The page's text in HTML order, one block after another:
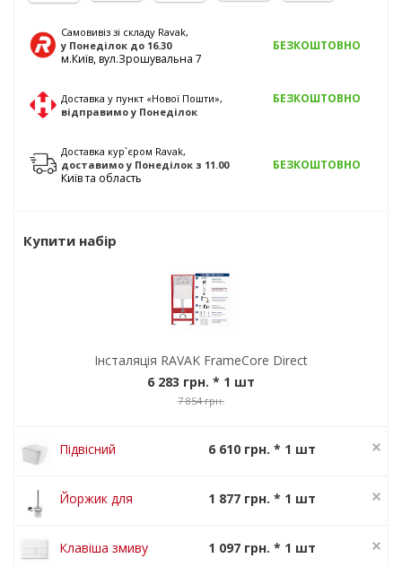
Самовивіз зі складу Ravak,
у Понеділок до 16.30
м.Київ, вул.Зрошувальна 7
БЕЗКОШТОВНО
Доставка у пункт «Нової Пошти»,
відправимоу Понеділок
БЕЗКОШТОВНО
Доставка кур`єром Ravak,
доставимоу Понеділок з 11.00
Київ та область
БЕЗКОШТОВНО
Купити набір
Інсталяція RAVAK FrameCore Direct
6 283 грн. * 1 шт
7 854 грн.
Підвісний
TORRENTA
сидінням та
6 610 грн. * 1 шт
Йоржик для
Chrome CR
1 877 грн. * 1 шт
Клавіша змиву
1 097 грн. * 1 шт